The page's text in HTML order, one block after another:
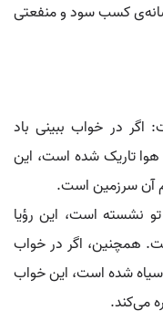
کسب سود و منفعتی
اگر در خواب ببینی باد
هوا تاریک شده است، این
آن سرزمین است.
نشسته است، این رؤیا
همچنین، اگر در خواب
سیاه شده است، این خواب
می‌کند.